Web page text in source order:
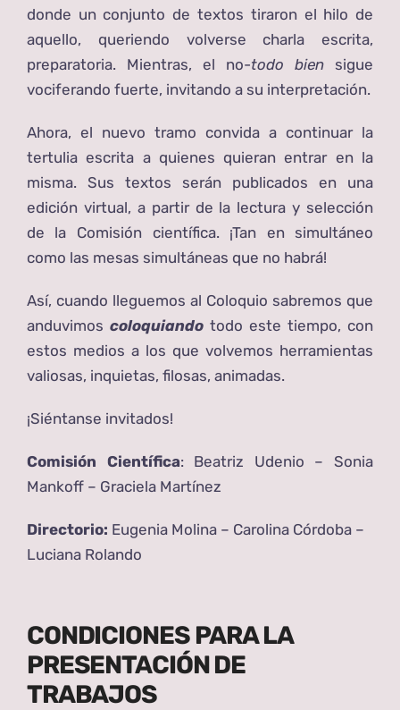
donde un conjunto de textos tiraron el hilo de
aquello, queriendo volverse charla escrita,
preparatoria. Mientras, el no-todo bien sigue
vociferando fuerte, invitando a su interpretación.
Ahora, el nuevo tramo convida a continuar la
tertulia escrita a quienes quieran entrar en la
misma. Sus textos serán publicados en una
edición virtual, a partir de la lectura y selección
de la Comisión científica. ¡Tan en simultáneo
como las mesas simultáneas que no habrá!
Así, cuando lleguemos al Coloquio sabremos que
anduvimos coloquiando todo este tiempo, con
estos medios a los que volvemos herramientas
valiosas, inquietas, filosas, animadas.
¡Siéntanse invitados!
Comisión Científica: Beatriz Udenio – Sonia
Mankoff – Graciela Martínez
Directorio: Eugenia Molina – Carolina Córdoba –
Luciana Rolando
CONDICIONES PARA LA
PRESENTACIÓN DE
TRABAJOS